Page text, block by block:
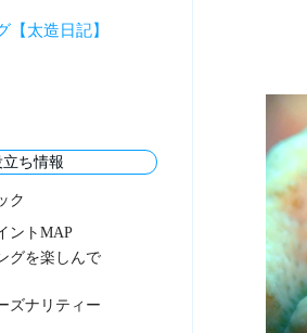
【太造日記】
ち情報
ク
ントMAP
グを楽しんで
ズナリティー